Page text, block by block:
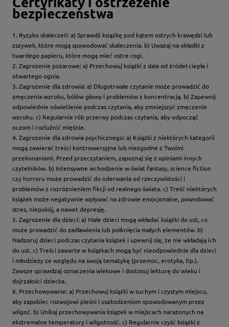
bezpieczeństwa
1. Ryzyko skaleczeń: a) Sprawdź książkę pod kątem ostrych krawędzi lub
zszywek, które mogą spowodować skaleczenia. b) Uważaj na okładki z
twardego papieru, które mogą mieć ostre rogi.
2. Zagrożenie pożarowe: a) Przechowuj książki z dala od źródeł ciepła i
otwartego ognia.
3. Zagrożenie dla zdrowia: a) Długotrwałe czytanie może prowadzić do
zmęczenia wzroku, bólów głowy i problemów z koncentracją. b) Zapewnij
odpowiednie oświetlenie podczas czytania, aby zmniejszyć zmęczenie
wzroku. c) Regularnie rób przerwy podczas czytania, aby odpocząć
oczom i rozluźnić mięśnie.
4. Zagrożenie dla zdrowia psychicznego: a) Książki z niektórych kategorii
mogą zawierać treści kontrowersyjne lub niezgodne z Twoimi
przekonaniami. Przed przeczytaniem, zapoznaj się z opiniami innych
czytelników. b) Intensywne wchodzenie w świat fantasy, science fiction
czy horroru może prowadzić do oderwania od rzeczywistości i
problemów z rozróżnieniem fikcji od realnego świata. c) Treść niektórych
książek może negatywnie wpływać na zdrowie emocjonalne, powodować
stres, niepokój, a nawet depresję.
5. Zagrożenie dla dzieci: a) Małe dzieci mogą wkładać książki do ust, co
może prowadzić do zadławienia lub połknięcia małych elementów. b)
Nadzoruj dzieci podczas czytania książek i upewnij się, że nie wkładają ich
do ust. c) Treści zawarte w książkach mogą być nieodpowiednie dla dzieci
i młodzieży ze względu na swoją tematykę (przemoc, erotyka, itp.).
Zawsze sprawdzaj oznaczenia wiekowe i dostosuj lekturę do wieku i
dojrzałości dziecka.
6. Przechowywanie: a) Przechowuj książki w suchym i czystym miejscu,
aby zapobiec rozwojowi pleśni i uszkodzeniom spowodowanym przez
wilgoć. b) Unikaj przechowywania książek w miejscach narażonych na
ekstremalne temperatury i wilgotność. c) Regularnie czyść książki z